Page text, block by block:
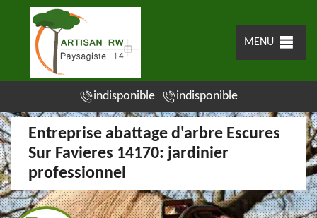
MENU
indisponible indisponible
Entreprise abattage d'arbre Escures
Sur Favieres 14170: jardinier
professionnel